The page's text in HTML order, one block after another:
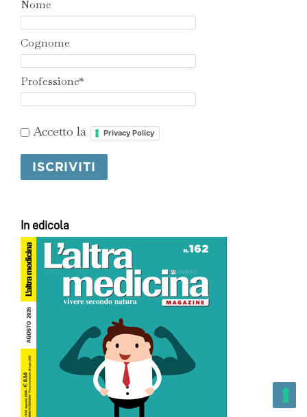
Nome
Cognome
Professione*
Accetto la Privacy Policy
In edicola